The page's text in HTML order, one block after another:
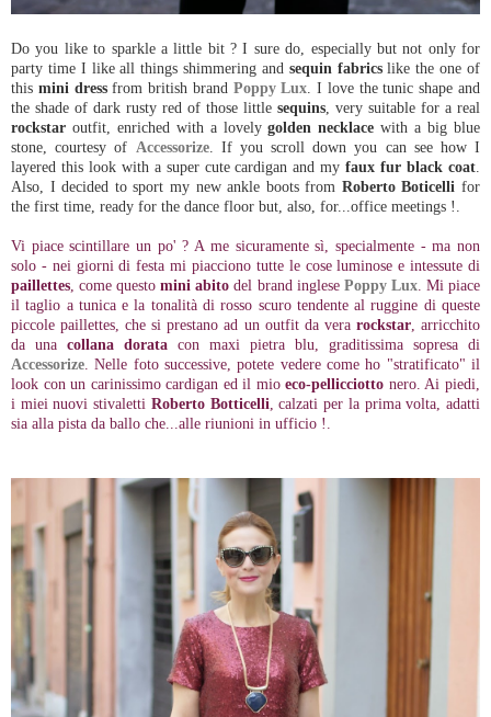
Do you like to sparkle a little bit ? I sure do, especially but not only for
party time I like all things shimmering and sequin fabricslike the one of
this mini dressfrom british brand Poppy Lux. I love the tunic shape and
the shade of dark rusty red of those little sequins, very suitable for a real
rockstar outfit, enriched with a lovelygolden necklace with a big blue
stone, courtesy of Accessorize. If you scroll down you can see how I
layered this look with a super cute cardigan and myfaux fur black coat.
Also, I decided to sport my new ankle boots from Roberto Boticelli for
the first time, ready for the dance floor but, also, for...office meetings !.
Vi piace scintillare un po' ? A me sicuramente sì, specialmente - ma non
solo - nei giorni di festa mi piacciono tutte le cose luminose e intessute di
paillettes, come questomini abito del brand inglese Poppy Lux. Mi piace
il taglio a tunica e la tonalità di rosso scuro tendente al ruggine di queste
piccole paillettes, che si prestano ad un outfit da vera rockstar, arricchito
da una collana dorata con maxi pietra blu, graditissima sopresa di
Accessorize. Nelle foto successive, potete vedere come ho "stratificato" il
look con un carinissimo cardigan ed il mioeco-pellicciotto nero. Ai piedi,
i miei nuovi stivaletti Roberto Botticelli, calzati per la prima volta, adatti
sia alla pista da ballo che...alle riunioni in ufficio !.